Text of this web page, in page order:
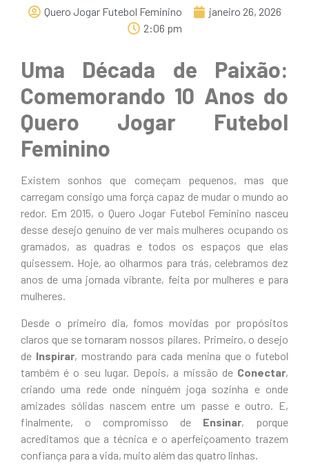
Quero Jogar Futebol Feminino
janeiro 26, 2026
2:06 pm
Uma Década de Paixão:
Comemorando 10 Anos do
Quero Jogar Futebol
Feminino
Existem sonhos que começam pequenos, mas que
carregam consigo uma força capaz de mudar o mundo ao
redor. Em 2015, o Quero Jogar Futebol Feminino nasceu
desse desejo genuíno de ver mais mulheres ocupando os
gramados, as quadras e todos os espaços que elas
quisessem. Hoje, ao olharmos para trás, celebramos dez
anos de uma jornada vibrante, feita por mulheres e para
mulheres.
Desde o primeiro dia, fomos movidas por propósitos
claros que se tornaram nossos pilares. Primeiro, o desejo
de Inspirar, mostrando para cada menina que o futebol
também é o seu lugar. Depois, a missão de Conectar,
criando uma rede onde ninguém joga sozinha e onde
amizades sólidas nascem entre um passe e outro. E,
finalmente, o compromisso de Ensinar, porque
acreditamos que a técnica e o aperfeiçoamento trazem
confiança para a vida, muito além das quatro linhas.